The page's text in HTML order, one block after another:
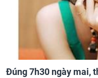
Đúng 7h30 ngày mai,